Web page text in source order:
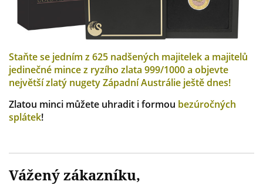
Staňte se jedním z 625 nadšených majitelek a majitelů
jedinečné mince z ryzího zlata 999/1000 a objevte
největší zlatý nugety Západní Austrálie ještě dnes!
Zlatou minci můžete uhradit i formou bezúročných
splátek!
Vážený zákazníku,